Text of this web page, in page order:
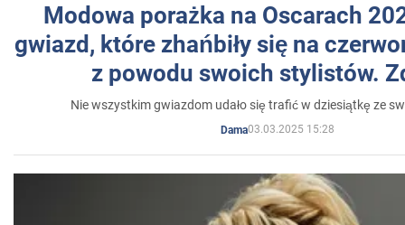
Modowa porażka na Oscarach
gwiazd, które zhańbiły się na
z powodu swoich stylistów.
Nie wszystkim gwiazdom udało się trafić w dziesiątkę ze
Dama03.03.2025 15:28